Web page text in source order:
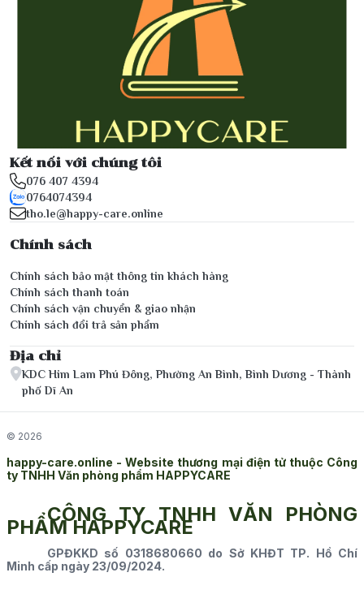
Kết nối với chúng tôi
076 407 4394
0764074394
tho.le@happy-care.online
Chính sách
Chính sách bảo mật thông tin khách hàng
Chính sách thanh toán
Chính sách vận chuyển & giao nhận
Chính sách đổi trả sản phẩm
Địa chỉ
KDC Him Lam Phú Đông, Phường An Bình, Bình Dương - Thành
phố Dĩ An
© 2026
happy-care.online - Website thương mại điện tử thuộc Công
ty TNHH Văn phòng phẩm HAPPYCARE
CÔNG TY TNHH VĂN PHÒNG
PHẨM HAPPYCARE
GPĐKKD số 0318680660 do Sở KHĐT TP. Hồ Chí
Minh cấp ngày 23/09/2024.